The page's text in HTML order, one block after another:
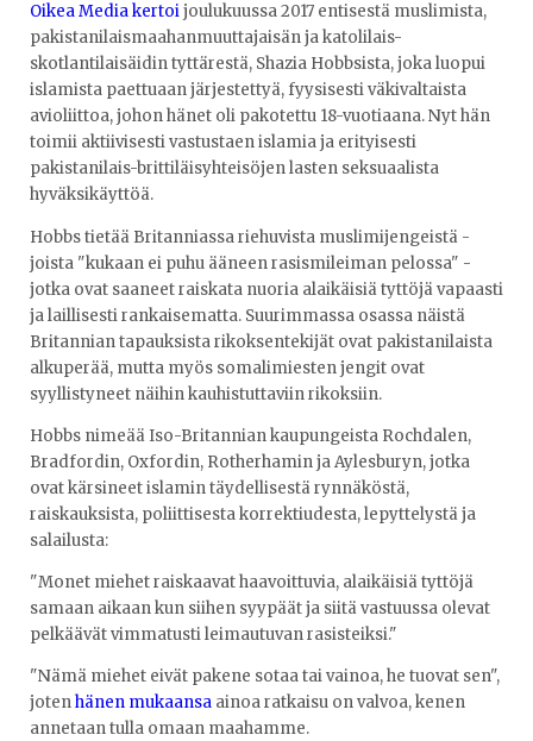
Oikea Media kertoijoulukuussa 2017 entisestä muslimista,
pakistanilaismaahanmuuttajaisän ja katolilais-
skotlantilaisäidin tyttärestä, Shazia Hobbsista, joka luopui
islamista paettuaan järjestettyä, fyysisesti väkivaltaista
avioliittoa, johon hänet oli pakotettu 18-vuotiaana. Nyt hän
toimii aktiivisesti vastustaen islamia ja erityisesti
pakistanilais-brittiläisyhteisöjen lasten seksuaalista
hyväksikäyttöä.
Hobbs tietää Britanniassa riehuvista muslimijengeistä -
joista "kukaan ei puhu ääneen rasismileiman pelossa" -
jotka ovat saaneet raiskata nuoria alaikäisiä tyttöjä vapaasti
ja laillisesti rankaisematta. Suurimmassa osassa näistä
Britannian tapauksista rikoksentekijät ovat pakistanilaista
alkuperää, mutta myös somalimiesten jengit ovat
syyllistyneet näihin kauhistuttaviin rikoksiin.
Hobbs nimeää Iso-Britannian kaupungeista Rochdalen,
Bradfordin, Oxfordin, Rotherhamin ja Aylesburyn, jotka
ovat kärsineet islamin täydellisestä rynnäköstä,
raiskauksista, poliittisesta korrektiudesta, lepyttelystä ja
salailusta:
"Monet miehet raiskaavat haavoittuvia, alaikäisiä tyttöjä
samaan aikaan kun siihen syypäät ja siitä vastuussa olevat
pelkäävät vimmatusti leimautuvan rasisteiksi."
"Nämä miehet eivät pakene sotaa tai vainoa, he tuovat sen",
jotenhänen mukaansa ainoa ratkaisu on valvoa, kenen
annetaan tulla omaan maahamme.